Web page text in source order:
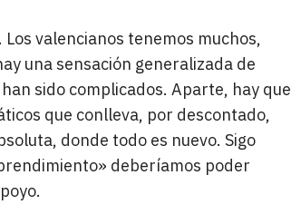
valencianos tenemos muchos,
una sensación generalizada de
sido complicados. Aparte, hay que
que conlleva, por descontado,
donde todo es nuevo. Sigo
deberíamos poder